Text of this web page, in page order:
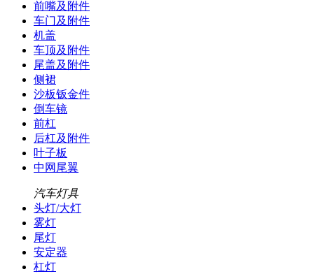
前嘴及附件
车门及附件
机盖
车顶及附件
尾盖及附件
侧裙
沙板钣金件
倒车镜
前杠
后杠及附件
叶子板
中网尾翼
汽车灯具
头灯/大灯
雾灯
尾灯
安定器
杠灯